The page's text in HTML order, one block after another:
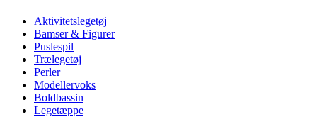
Aktivitetslegetøj
Bamser & Figurer
Puslespil
Trælegetøj
Perler
Modellervoks
Boldbassin
Legetæppe